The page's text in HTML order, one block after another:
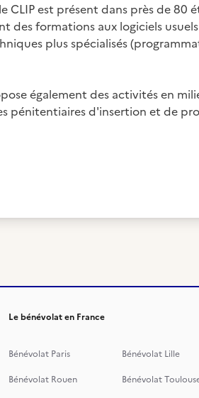
CLIP est présent dans près de
des formations aux logiciels
plus spécialisés
également des activités en
pénitentiaires d'insertion et de
Le bénévolat en France
Bénévolat Paris
Bénévolat Lille
Bénévolat Rouen
Bénévolat